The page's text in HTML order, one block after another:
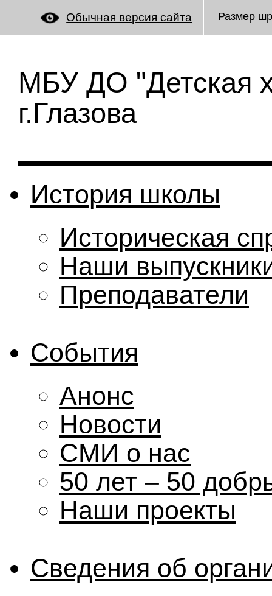
Обычная версия сайта Размер
МБУ ДО "Детская
г.Глазова
История школы
Историческая
Наши
Преподаватели
События
Анонс
Новости
СМИ о нас
50 лет – 50
Наши проекты
Сведения об